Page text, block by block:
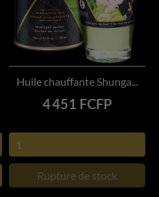
Huile chauffante Shunga...
Prix
4 451 FCFP
Rupture de stock